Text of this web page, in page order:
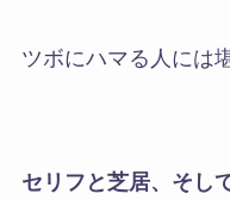
ツボにハマる人には
セリフと芝居、そし